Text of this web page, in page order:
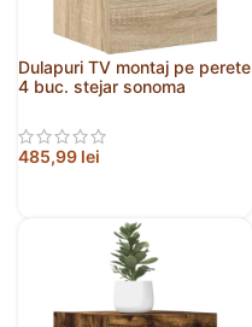
Dulapuri TV montaj pe perete
4 buc. stejar sonoma
485,99 lei